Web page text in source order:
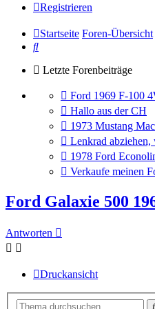
Registrieren
Startseite Foren-Übersicht
Suche
Letzte Forenbeiträge
Gehe
zum
letzten
Beitrag
Ford 1969 F-100
Gehe
zum
letzten
Beitrag
Hallo aus der CH
Gehe
zum
letzten
Beitrag
1973 Mustang
Gehe
zum
letzten
Beitrag
Lenkrad abziehen,
Gehe
zum
letzten
1978 Ford
Gehe
letzten
Beitrag
Verkaufe meinen
Ford Galaxie 500
Antworten
Druckansicht